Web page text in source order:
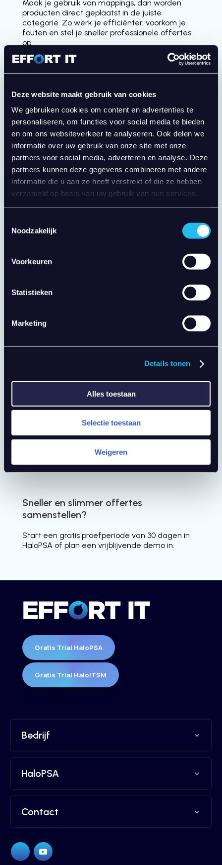
Deze website maakt gebruik van cookies
We gebruiken cookies om content en advertenties te
personaliseren, om functies voor social media te bieden
en om ons websiteverkeer te analyseren. Ook delen we
informatie over uw gebruik van onze site met onze
partners voor social media, adverteren en analyse. Deze
partners kunnen deze gegevens combineren met andere
informatie die u aan ze heeft verstrekt of die ze hebben
verzameld op basis van uw gebruik van hun services.
Noodzakelijk
Voorkeuren
Statistieken
Marketing
Details tonen
Alles toestaan
Selectie toestaan
Weigeren
Maak je gebruik van mappings, dan worden
producten direct geplaatst in de juiste
categorie. Zo werk je efficiënter, voorkom je
fouten en stel je sneller professionele offertes
op.
Automatische import van productgegevens
vanuit Etilize
Voeg eenvoudig producten toe aan offertes
vanuit een gekoppelde catalogus
Automatische aanmaak van producten in
Halo bij het toevoegen aan een offerte
Productgroepen uit Etilize worden gekoppeld
aan groepen in Halo (of automatisch
een goed georganiseerde productstructuur
Minder handmatig werk, sneller offertes op
Handleiding: Etilize Integration
Sneller en slimmer offertes
samenstellen?
Start een gratis proefperiode van 30 dagen in
HaloPSA of plan een vrijblijvende demo in.
Gratis Trial HaloPSA
Gratis Trial HaloITSM
Bedrijf
HaloPSA
Contact